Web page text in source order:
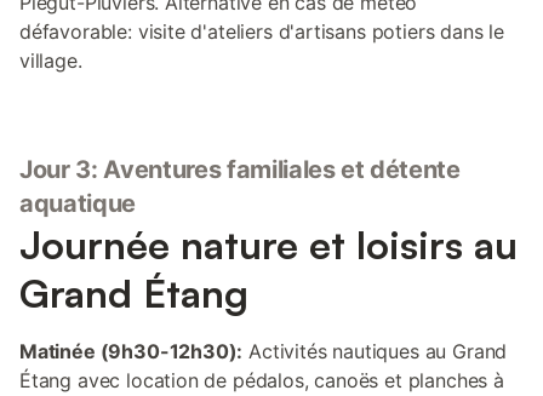
défavorable: visite d'ateliers d'artisans potiers dans le
village.
Jour 3: Aventures familiales et détente
aquatique
Journée nature et loisirs au
Grand Étang
Matinée (9h30-12h30): Activités nautiques au Grand
Étang avec location de pédalos, canoës et planches à